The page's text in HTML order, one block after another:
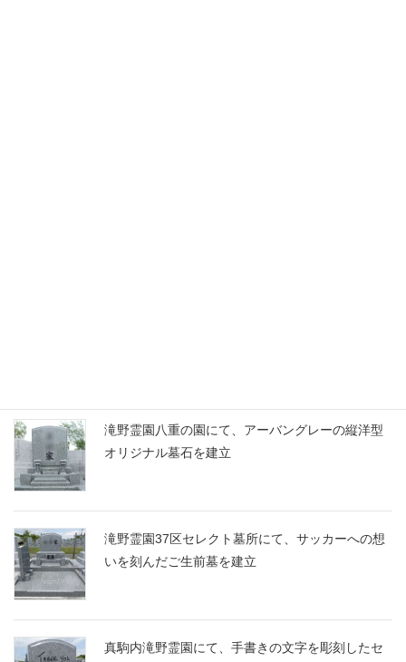
滝野霊園八重の園にて、アーバングレーの縦洋型
オリジナル墓石を建立
滝野霊園37区セレクト墓所にて、サッカーへの想
いを刻んだご生前墓を建立
真駒内滝野霊園にて、手書きの文字を彫刻したセ